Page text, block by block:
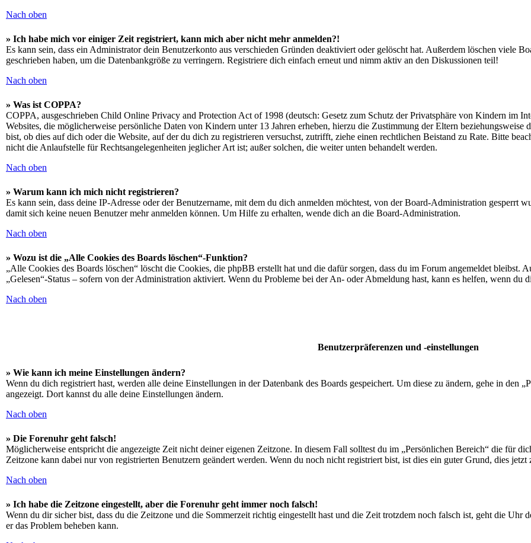
Nach oben
» Ich habe mich vor einiger Zeit registriert, kann mich aber nicht mehr anmelden?!
Es kann sein, dass ein Administrator dein Benutzerkonto aus verschieden Gründen deaktiviert oder gelöscht hat. Außerdem löschen viele
geschrieben haben, um die Datenbankgröße zu verringern. Registriere dich einfach erneut und nimm aktiv an den Diskussionen teil!
Nach oben
» Was ist COPPA?
COPPA, ausgeschrieben Child Online Privacy and Protection Act of 1998 (deutsch: Gesetz zum Schutz der Privatsphäre von Kindern im
Websites, die möglicherweise persönliche Daten von Kindern unter 13 Jahren erheben, hierzu die Zustimmung der Eltern beziehungsweise
bist, ob dies auf dich oder die Website, auf der du dich zu registrieren versuchst, zutrifft, ziehe einen rechtlichen Beistand zu Rate. Bitte
nicht die Anlaufstelle für Rechtsangelegenheiten jeglicher Art ist; außer solchen, die weiter unten behandelt werden.
Nach oben
» Warum kann ich mich nicht registrieren?
Es kann sein, dass deine IP-Adresse oder der Benutzername, mit dem du dich anmelden möchtest, von der Board-Administration gesperrt
damit sich keine neuen Benutzer mehr anmelden können. Um Hilfe zu erhalten, wende dich an die Board-Administration.
Nach oben
» Wozu ist die „Alle Cookies des Boards löschen“-Funktion?
„Alle Cookies des Boards löschen“ löscht die Cookies, die phpBB erstellt hat und die dafür sorgen, dass du im Forum angemeldet bleibst.
„Gelesen“-Status – sofern von der Administration aktiviert. Wenn du Probleme bei der An- oder Abmeldung hast, kann es helfen, wenn du
Nach oben
Benutzerpräferenzen und -einstellungen
» Wie kann ich meine Einstellungen ändern?
Wenn du dich registriert hast, werden alle deine Einstellungen in der Datenbank des Boards gespeichert. Um diese zu ändern, gehe in den
angezeigt. Dort kannst du alle deine Einstellungen ändern.
Nach oben
» Die Forenuhr geht falsch!
Möglicherweise entspricht die angezeigte Zeit nicht deiner eigenen Zeitzone. In diesem Fall solltest du im „Persönlichen Bereich“ die für
Zeitzone kann dabei nur von registrierten Benutzern geändert werden. Wenn du noch nicht registriert bist, ist dies ein guter Grund, dies jetzt
Nach oben
» Ich habe die Zeitzone eingestellt, aber die Forenuhr geht immer noch falsch!
Wenn du dir sicher bist, dass du die Zeitzone und die Sommerzeit richtig eingestellt hast und die Zeit trotzdem noch falsch ist, geht die
er das Problem beheben kann.